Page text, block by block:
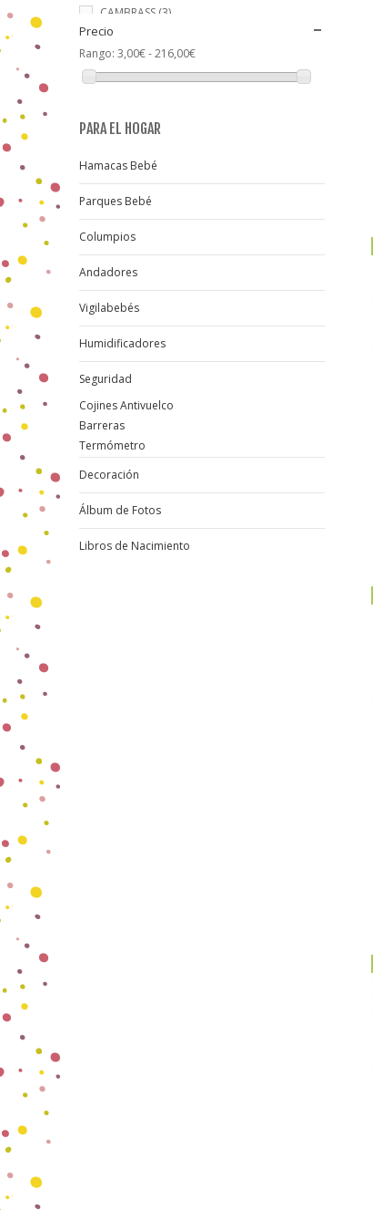
CAMBRASS (3)
COIMASA
CYBEX(1)
FUNDAS BCN(1)
MOLTO(1)
ONNA(1)
PASITO A PASITO
PRAIA(2)
SARO(3)
WALKING MUM
Precio
Rango: 3,00€ - 216,00€
PARA EL HOGAR
Hamacas Bebé
Parques Bebé
Columpios
Andadores
Vigilabebés
Humidificadores
Seguridad
Cojines Antivuelco
Barreras
Termómetro
Decoración
Álbum de Fotos
Libros de Nacimiento